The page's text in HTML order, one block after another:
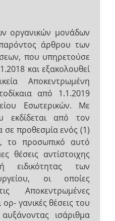
οργανικών μονάδων
άρθρου των
που υπηρετούσε
και εξακολουθεί
Αποκεντρωμένη
από 1.1.2019
Εσωτερικών. Με
εκδίδεται από τον
προθεσμία ενός (1)
το προσωπικό αυτό
θέσεις αντίστοιχης
ειδικότητας των
οι οποίες
Αποκεντρωμένες
ορ- γανικές θέσεις του
ισάριθμα